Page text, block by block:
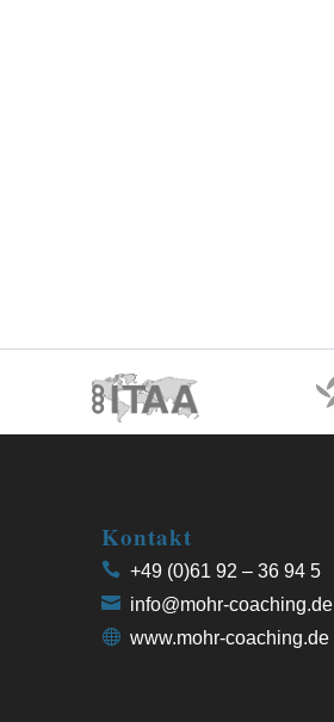
Kontakt
+49 (0)61 92 – 36 94 5
info@mohr-coaching.de
www.mohr-coaching.de